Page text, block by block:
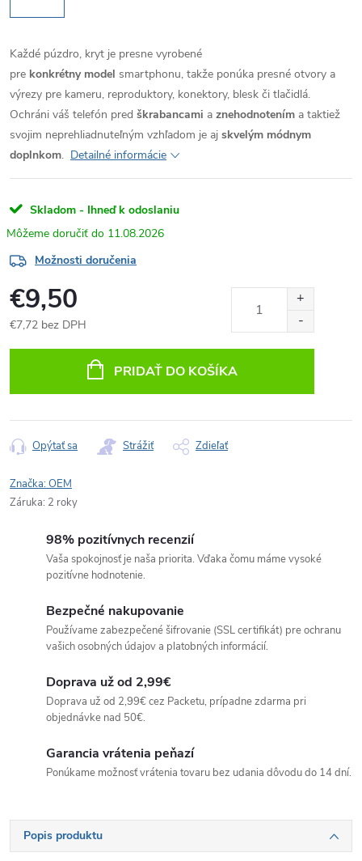
Každé púzdro, kryt je presne vyrobené
pre konkrétny model smartphonu, takže ponúka presné otvory a
výrezy pre kameru, reproduktory, konektory, blesk či tlačidlá.
Ochráni váš telefón pred škrabancami a znehodnotením a taktiež
svojim neprehliadnuteľným vzhľadom je aj skvelým módnym
doplnkom. Detailné informácie
Skladom - Ihneď k odoslaniu
11.08.2026
Možnosti doručenia
€9,50
€7,72 bez DPH
PRIDAŤ DO KOŠÍKA
Opýtať sa Strážiť Zdieľať
Značka:OEM
Záruka: 2 roky
98% pozitívnych recenzií
Vaša spokojnosť je naša priorita. Vďaka čomu máme vysoké
pozitívne hodnotenie.
Bezpečné nakupovanie
Používame zabezpečené šifrovanie (SSL certifikát) pre ochranu
vašich osobných údajov a platobných informácií.
Doprava už od 2,99€
Doprava už od 2,99€ cez Packetu, prípadne zdarma pri
objednávke nad 50€.
Garancia vrátenia peňazí
Ponúkame možnosť vrátenia tovaru bez udania dôvodu do 14 dní.
Popis produktu